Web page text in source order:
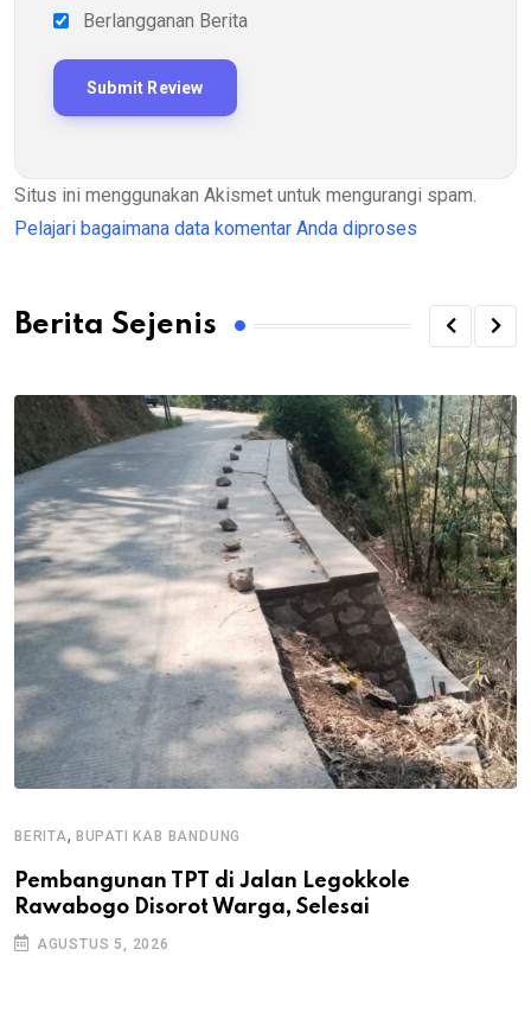
Berlangganan Berita
Situs ini menggunakan Akismet untuk mengurangi spam.
Pelajari bagaimana data komentar Anda diproses
Berita Sejenis
BERITA, BUPATI KAB BANDUNG
Pembangunan TPT di Jalan Legokkole
Rawabogo Disorot Warga, Selesai
AGUSTUS 5, 2026